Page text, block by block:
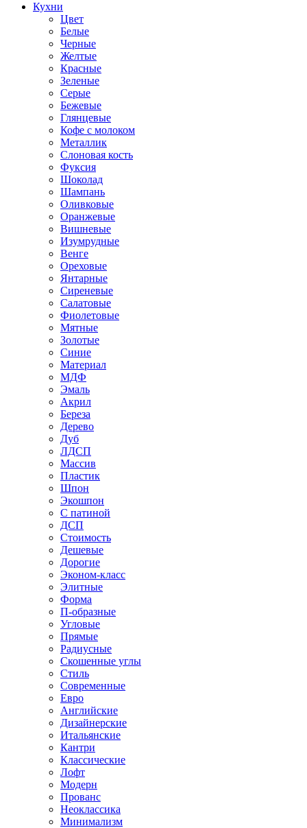
Кухни
Цвет
Белые
Черные
Желтые
Красные
Зеленые
Серые
Бежевые
Глянцевые
Кофе с молоком
Металлик
Слоновая кость
Фуксия
Шоколад
Шампань
Оливковые
Оранжевые
Вишневые
Изумрудные
Венге
Ореховые
Янтарные
Сиреневые
Салатовые
Фиолетовые
Мятные
Золотые
Синие
Материал
МДФ
Эмаль
Акрил
Береза
Дерево
Дуб
ЛДСП
Массив
Пластик
Шпон
Экошпон
С патиной
ДСП
Стоимость
Дешевые
Дорогие
Эконом-класс
Элитные
Форма
П-образные
Угловые
Прямые
Радиусные
Скошенные углы
Стиль
Современные
Евро
Английские
Дизайнерские
Итальянские
Кантри
Классические
Лофт
Модерн
Прованс
Неоклассика
Минимализм